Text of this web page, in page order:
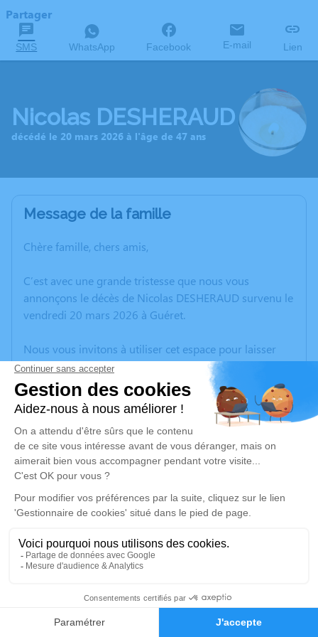
Faire-part Hommages
Partager
SMS WhatsApp Facebook E-mail Lien
Nicolas DESHERAUD
décédé le 20 mars 2026 à l'âge de 47 ans
Message de la famille
Chère famille, chers amis,
C’est avec une grande tristesse que nous vous
annonçons le décès de Nicolas DESHERAUD survenu le
vendredi 20 mars 2026 à Guéret.
Nous vous invitons à utiliser cet espace pour laisser
vos condoléances, partager des photos souvenirs, une
anecdote ou exprimer vos pensées à travers des
poèmes ou des textes. Cet endroit est un lieu
d'expression dédié à honorer la mémoire de Nicolas
DESHERAUD.
Un service de plantation d’arbre hommage est
disponible ici.
Je rends hommage
Cérémonie religieuse
Église Saint-Pierre et Saint-Paul de Guéret
rue de l'Eglise